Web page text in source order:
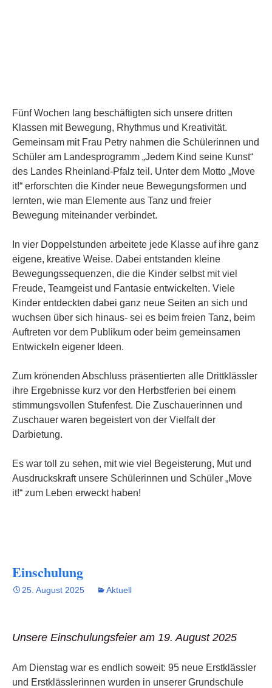
Fünf Wochen lang beschäftigten sich unsere dritten
Klassen mit Bewegung, Rhythmus und Kreativität.
Gemeinsam mit Frau Petry nahmen die Schülerinnen und
Schüler am Landesprogramm „Jedem Kind seine Kunst“
des Landes Rheinland-Pfalz teil. Unter dem Motto „Move
it!“ erforschten die Kinder neue Bewegungsformen und
lernten, wie man Elemente aus Tanz und freier
Bewegung miteinander verbindet.
In vier Doppelstunden arbeitete jede Klasse auf ihre ganz
eigene, kreative Weise. Dabei entstanden kleine
Bewegungssequenzen, die die Kinder selbst mit viel
Freude, Teamgeist und Fantasie entwickelten. Viele
Kinder entdeckten dabei ganz neue Seiten an sich und
wuchsen über sich hinaus- sei es beim freien Tanz, beim
Auftreten vor dem Publikum oder beim gemeinsamen
Entwickeln eigener Ideen.
Zum krönenden Abschluss präsentierten alle Drittklässler
ihre Ergebnisse kurz vor den Herbstferien bei einem
stimmungsvollen Stufenfest. Die Zuschauerinnen und
Zuschauer waren begeistert von der Vielfalt der
Darbietung.
Es war toll zu sehen, mit wie viel Begeisterung, Mut und
Ausdruckskraft unsere Schülerinnen und Schüler „Move
it!“ zum Leben erweckt haben!
Einschulung
25. August 2025 Aktuell
Unsere Einschulungsfeier am 19. August 2025
Am Dienstag war es endlich soweit: 95 neue Erstklässler
und Erstklässlerinnen wurden in unserer Grundschule